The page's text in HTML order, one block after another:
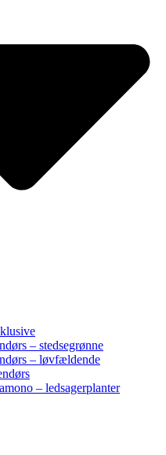
– stedsegrønne
– løvfældende
– ledsagerplanter